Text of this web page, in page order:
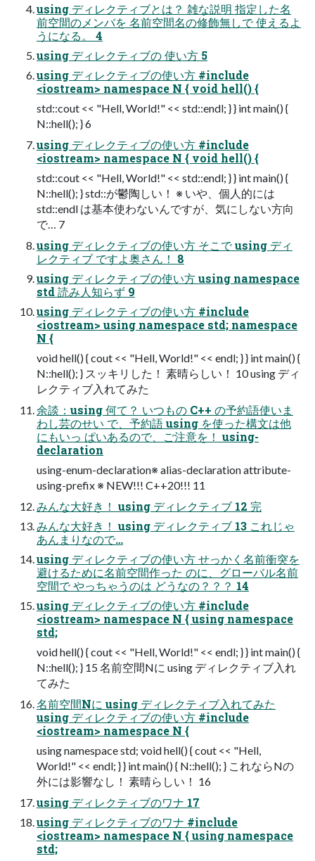
using ディレクティブとは？ 雑な説明 指定した名
前空間のメンバを 名前空間名の修飾無しで 使えるよ
うになる。 4
using ディレクティブの 使い方 5
using ディレクティブの使い方 #include
<iostream> namespace N { void hell() {
std::cout << "Hell, World!" << std::endl; } } int main() {
N::hell(); } 6
using ディレクティブの使い方 #include
<iostream> namespace N { void hell() {
std::cout << "Hell, World!" << std::endl; } } int main() {
N::hell(); } std::が鬱陶しい！ ※ いや、個人的には
std::endl は基本使わないんですが、気にしない方向
で… 7
using ディレクティブの使い方 そこで using ディ
レクティブ ですよ奥さん！ 8
using ディレクティブの使い方 using namespace
std 読み人知らず 9
using ディレクティブの使い方 #include
<iostream> using namespace std; namespace
N {
void hell() { cout << "Hell, World!" << endl; } } int main() {
N::hell(); } スッキリした！ 素晴らしい！ 10 using ディ
レクティブ入れてみた
余談：using 何て？ いつもの C++ の予約語使いま
わし芸のせい で、予約語 using を使った構文は他
にもいっ ぱいあるので、ご注意を！ using-
declaration
using-enum-declaration※ alias-declaration attribute-
using-prefix ※ NEW!!! C++20!!! 11
みんな大好き！ using ディレクティブ 12 完
みんな大好き！ using ディレクティブ 13 これじゃ
あんまりなので…
using ディレクティブの使い方 せっかく名前衝突を
避けるために名前空間作った のに、グローバル名前
空間で やっちゃうのは どうなの？？？ 14
using ディレクティブの使い方 #include
<iostream> namespace N { using namespace
std;
void hell() { cout << "Hell, World!" << endl; } } int main() {
N::hell(); } 15 名前空間Nに using ディレクティブ入れ
てみた
名前空間Nに using ディレクティブ入れてみた
using ディレクティブの使い方 #include
<iostream> namespace N {
using namespace std; void hell() { cout << "Hell,
World!" << endl; } } int main() { N::hell(); } これならNの
外には影響なし！ 素晴らしい！ 16
using ディレクティブのワナ 17
using ディレクティブのワナ #include
<iostream> namespace N { using namespace
std;